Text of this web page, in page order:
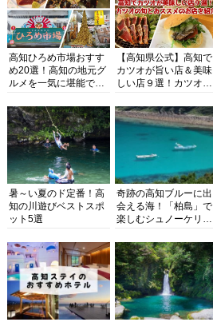
高知ひろめ市場おすす
め20選！高知の地元グ
ルメを一気に堪能でき
底解剖
【高知県公式】高知で
カツオが旨い店＆美味
しい店９選！カツオの
紹介
暑～い夏のド定番！高
知の川遊びベストスポ
ット5選
奇跡の高知ブルーに出
会える海！「柏島」で
楽しむシュノーケリン
浴にキャンプまで透明
度抜群の海の楽園を徹
底紹介